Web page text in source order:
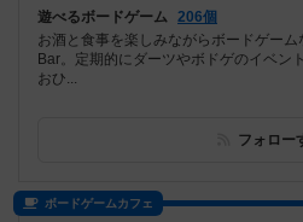
遊べるボードゲーム 206個
お酒と食事を楽しみながらボードゲー
Bar。定期的にダーツやボドゲのイベン
おひ...
フォロー
ボードゲームカフェ